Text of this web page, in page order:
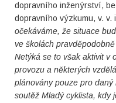
dopravního inženýrství,
dopravního výzkumu, v. v.
očekáváme, že situace
ve školách
Netýká se to však aktivit v
provozu a některých
plánovány pouze pro
soutěž Mladý cyklista, kdy